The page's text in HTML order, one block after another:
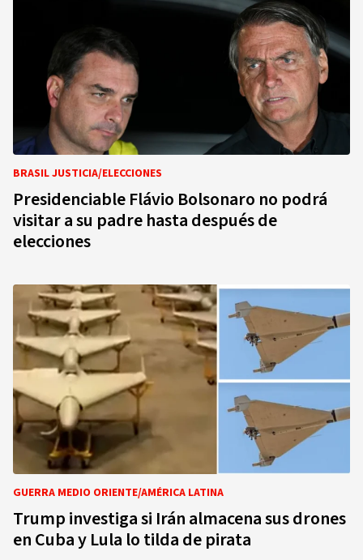
BRASIL JUSTICIA/ELECCIONES
Presidenciable Flávio Bolsonaro no podrá
visitar a su padre hasta después de
elecciones
GUERRA MEDIO ORIENTE/AMÉRICA LATINA
Trump investiga si Irán almacena sus drones
en Cuba y Lula lo tilda de pirata